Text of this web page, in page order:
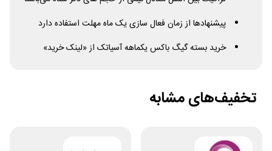
پیشنهادها از زمان فعال سازی یک ماه مهلت استفاده دارد
خرید بسته گیگ باکس یکماهه آسیاتک از «لینک خرید»
تخفیف‌های مشابه